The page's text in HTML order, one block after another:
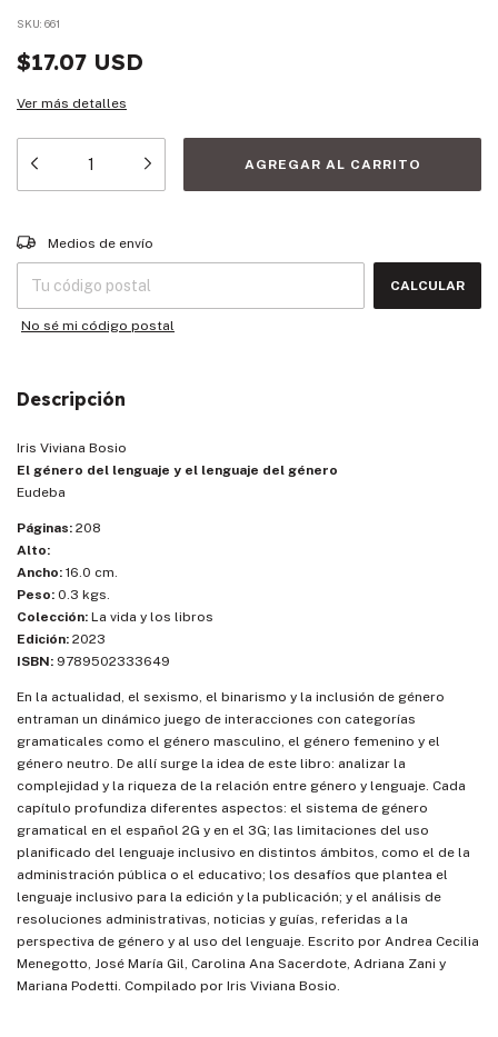
SKU: 661
$17.07 USD
Ver más detalles
Entregas para el CP:
Medios de envío
CALCULAR
No sé mi código postal
Descripción
Iris Viviana Bosio
El género del lenguaje y el lenguaje del género
Eudeba
Páginas: 208
Alto:
Ancho: 16.0 cm.
Peso: 0.3 kgs.
Colección: La vida y los libros
Edición: 2023
ISBN: 9789502333649
En la actualidad, el sexismo, el binarismo y la inclusión de género
entraman un dinámico juego de interacciones con categorías
gramaticales como el género masculino, el género femenino y el
género neutro. De allí surge la idea de este libro: analizar la
complejidad y la riqueza de la relación entre género y lenguaje. Cada
capítulo profundiza diferentes aspectos: el sistema de género
gramatical en el español 2G y en el 3G; las limitaciones del uso
planificado del lenguaje inclusivo en distintos ámbitos, como el de la
administración pública o el educativo; los desafíos que plantea el
lenguaje inclusivo para la edición y la publicación; y el análisis de
resoluciones administrativas, noticias y guías, referidas a la
perspectiva de género y al uso del lenguaje. Escrito por Andrea Cecilia
Menegotto, José María Gil, Carolina Ana Sacerdote, Adriana Zani y
Mariana Podetti. Compilado por Iris Viviana Bosio.